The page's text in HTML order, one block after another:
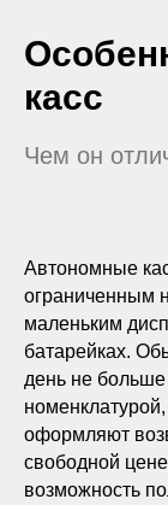
касс
Чем он
Автономные
ограниченным
маленьким
батарейках.
день не
оформляют
свободной
возможность